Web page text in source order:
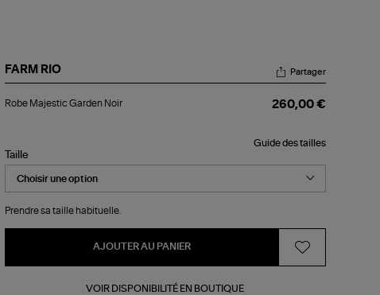
FARM RIO
Majestic
Partager
Robe Majestic Garden Noir 260,00 €
Guide des tailles
Taille
Prendre sa taille habituelle.
AJOUTER AU PANIER
VOIR DISPONIBILITÉ EN BOUTIQUE